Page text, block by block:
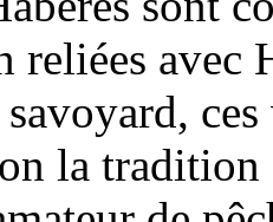
reliées avec
la tradition